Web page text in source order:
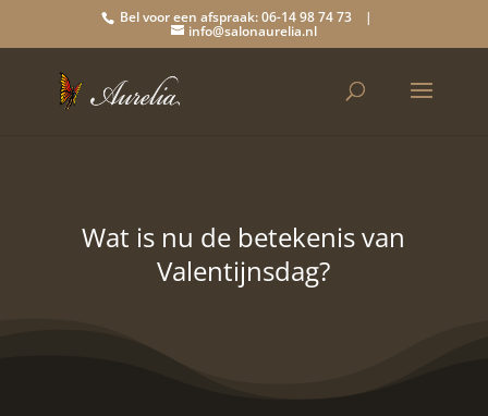
Bel voor een afspraak: 06-14 98 74 73 |
info@salonaurelia.nl
Wat is nu de betekenis van
Valentijnsdag?